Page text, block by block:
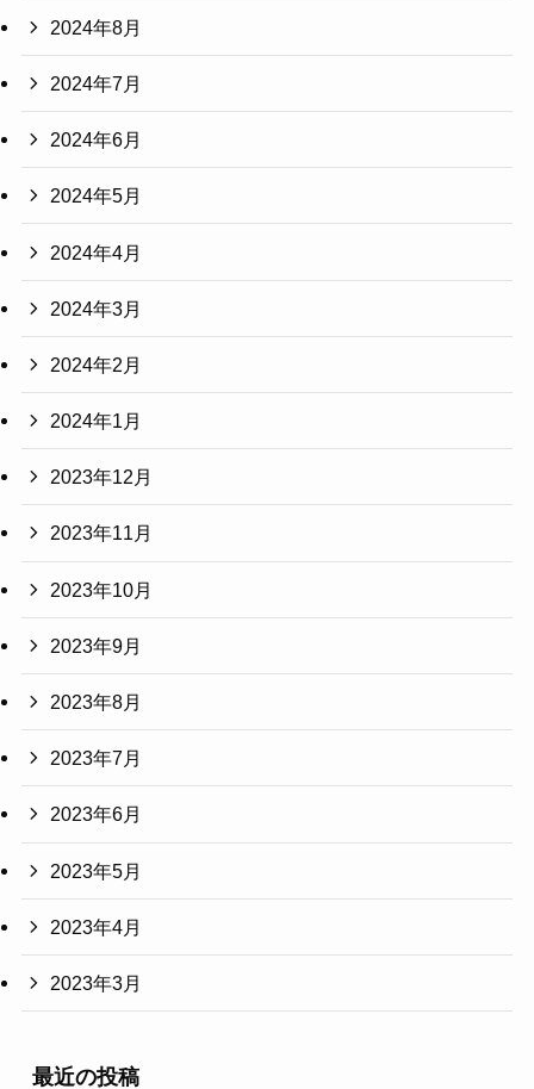
2024年8月
2024年7月
2024年6月
2024年5月
2024年4月
2024年3月
2024年2月
2024年1月
2023年12月
2023年11月
2023年10月
2023年9月
2023年8月
2023年7月
2023年6月
2023年5月
2023年4月
2023年3月
最近の投稿